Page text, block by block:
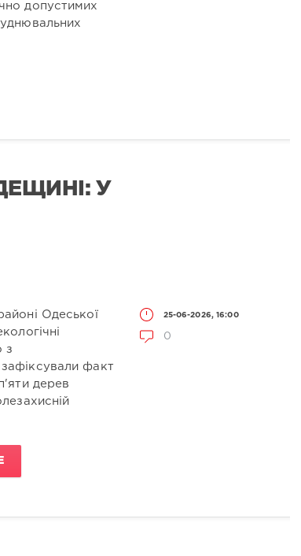
допустимих
У
25-06-2026, 16:00
0
Одеської
з
факт
дерев